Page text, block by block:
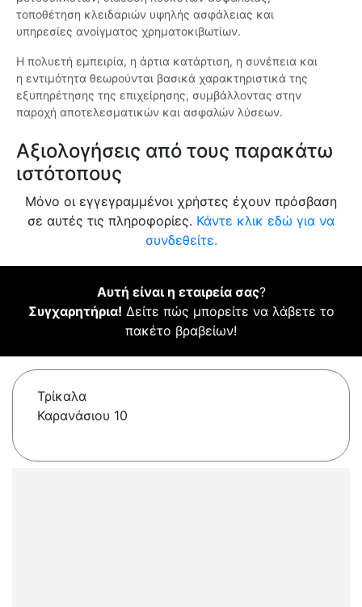
τοποθέτηση κλειδαριών υψηλής ασφάλειας και
υπηρεσίες ανοίγματος χρηματοκιβωτίων.
Η πολυετή εμπειρία, η άρτια κατάρτιση, η συνέπεια και
η εντιμότητα θεωρούνται βασικά χαρακτηριστικά της
εξυπηρέτησης της επιχείρησης, συμβάλλοντας στην
παροχή αποτελεσματικών και ασφαλών λύσεων.
Αξιολογήσεις από τους παρακάτω
ιστότοπους
Μόνο οι εγγεγραμμένοι χρήστες έχουν πρόσβαση
σε αυτές τις πληροφορίες. Κάντε κλικ εδώ για να
συνδεθείτε.
Αυτή είναι η εταιρεία σας?
Συγχαρητήρια! Δείτε πώς μπορείτε να λάβετε το
πακέτο βραβείων!
Τρίκαλα
Καρανάσιου 10